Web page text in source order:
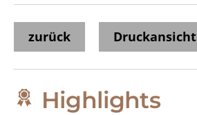
zurück Druckansicht
Highlights